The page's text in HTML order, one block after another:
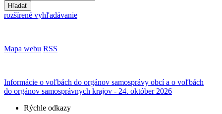
Hľadať
rozšírené vyhľadávanie
Mapa webu RSS
Informácie o voľbách do orgánov samosprávy obcí a o voľbách
do orgánov samosprávnych krajov - 24. október 2026
Rýchle odkazy